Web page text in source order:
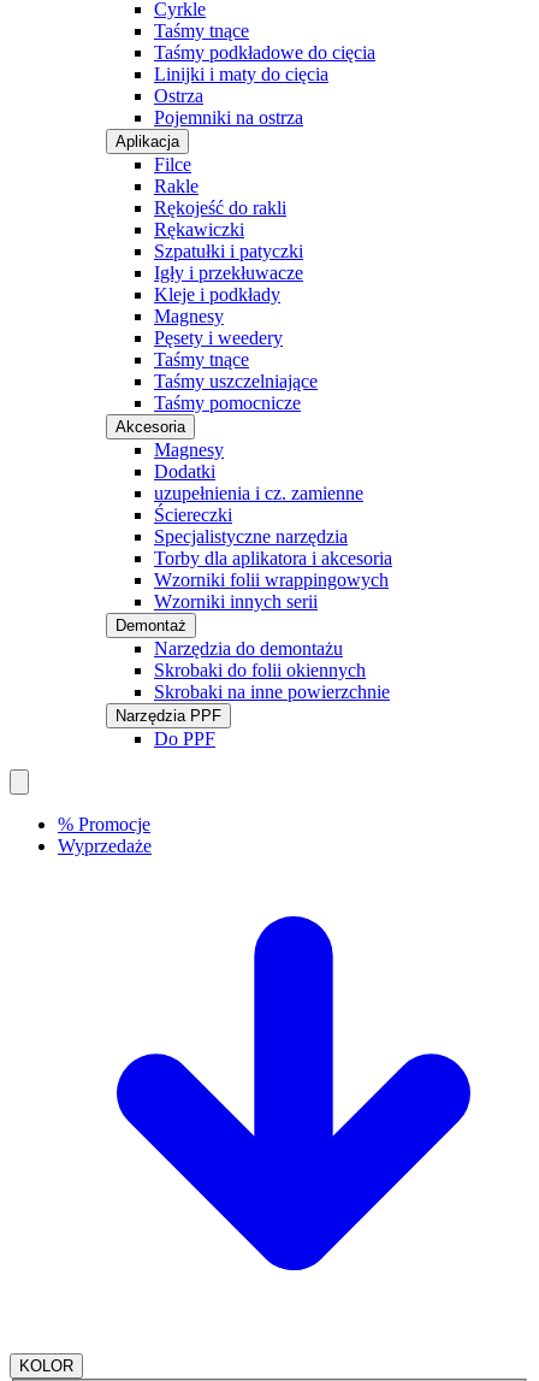
Cyrkle
Taśmy tnące
Taśmy podkładowe do cięcia
Linijki i maty do cięcia
Ostrza
Pojemniki na ostrza
Aplikacja
Filce
Rakle
Rękojeść do rakli
Rękawiczki
Szpatułki i patyczki
Igły i przekłuwacze
Kleje i podkłady
Magnesy
Pęsety i weedery
Taśmy tnące
Taśmy uszczelniające
Taśmy pomocnicze
Akcesoria
Magnesy
Dodatki
uzupełnienia i cz. zamienne
Ściereczki
Specjalistyczne narzędzia
Torby dla aplikatora i akcesoria
Wzorniki folii wrappingowych
Wzorniki innych serii
Demontaż
Narzędzia do demontażu
Skrobaki do folii okiennych
Skrobaki na inne powierzchnie
Narzędzia PPF
Do PPF
% Promocje
Wyprzedaże
KOLOR